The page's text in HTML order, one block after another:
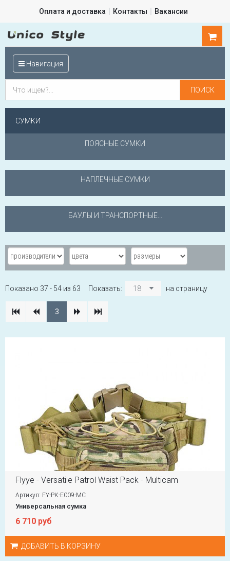
Оплата и доставка Контакты Вакансии
Навигация
СУМКИ
ПОЯСНЫЕ СУМКИ
НАПЛЕЧНЫЕ СУМКИ
БАУЛЫ И ТРАНСПОРТНЫЕ...
Показано 37 - 54 из 63 Показать: 18 на страницу
3
Flyye - Versatile Patrol Waist Pack - Multicam
Артикул: FY-PK-E009-MC
Универсальная сумка
6 710 руб
ДОБАВИТЬ В КОРЗИНУ